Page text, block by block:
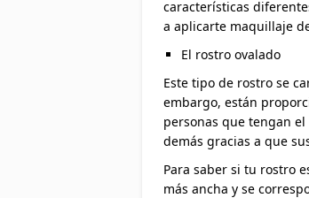
características
a aplicarte maquillaje
El rostro ovalado
Este tipo de rostro se
embargo, están
personas que tengan
demás gracias a que
Para saber si tu rostro
más ancha y se